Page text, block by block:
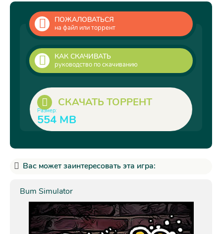
ПОЖАЛОВАТЬСЯ
на файл или торрент
КАК СКАЧИВАТЬ
руководство по скачиванию
СКАЧАТЬ ТОРРЕНТ
Размер:
554 MB
Вас может заинтересовать эта игра:
Bum Simulator